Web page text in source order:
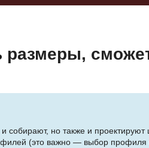
но также и
(это важно — выбор профиля